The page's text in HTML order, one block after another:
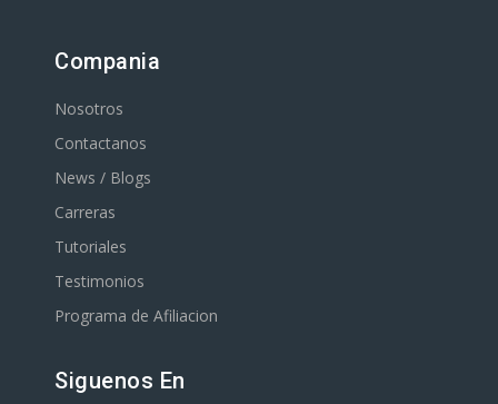
Compania
Nosotros
Contactanos
News / Blogs
Carreras
Tutoriales
Testimonios
Programa de Afiliacion
Siguenos En